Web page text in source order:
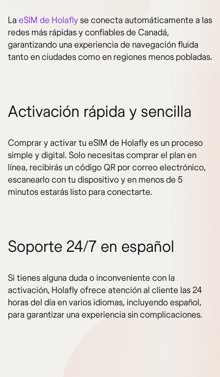
La eSIM de Holaflyse conecta automáticamente a las
redes más rápidas y confiables de Canadá,
garantizando una experiencia de navegación fluida
tanto en ciudades como en regiones menos pobladas.
Activación rápida y sencilla
Comprar y activar tu eSIM de Holafly es un proceso
simple y digital. Solo necesitas comprar el plan en
línea, recibirás un código QR por correo electrónico,
escanearlo con tu dispositivo y en menos de 5
minutos estarás listo para conectarte.
Soporte 24/7 en español
Si tienes alguna duda o inconveniente con la
activación, Holafly ofrece atención al cliente las 24
horas del día en varios idiomas, incluyendo español,
para garantizar una experiencia sin complicaciones.